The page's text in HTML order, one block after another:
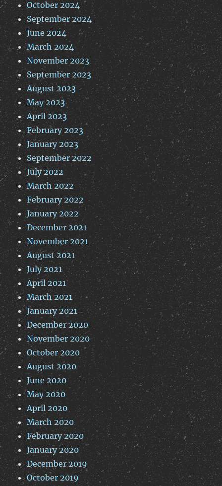
October 2024
September 2024
June 2024
March 2024
November 2023
September 2023
August 2023
May 2023
April 2023
February 2023
January 2023
September 2022
July 2022
March 2022
February 2022
January 2022
December 2021
November 2021
August 2021
July 2021
April 2021
March 2021
January 2021
December 2020
November 2020
October 2020
August 2020
June 2020
May 2020
April 2020
March 2020
February 2020
January 2020
December 2019
October 2019